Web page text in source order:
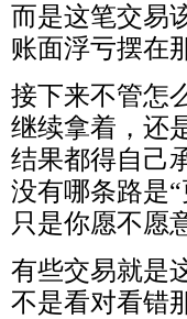
而是这笔交易
账面浮亏摆在
接下来不管怎
继续拿着，还
结果都得自己
没有哪条路是“
只是你愿不愿
有些交易就是
不是看对看错